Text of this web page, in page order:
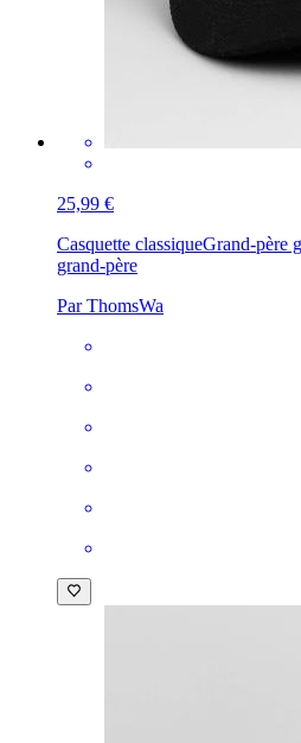
25,99 €
Casquette classiqueGrand-père
grand-père
Par ThomsWa